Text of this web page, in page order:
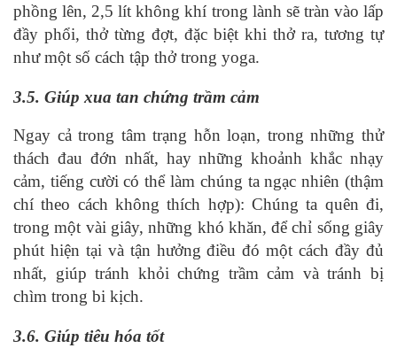
phồng lên, 2,5 lít không khí trong lành sẽ tràn vào lấp
đầy phổi, thở từng đợt, đặc biệt khi thở ra, tương tự
như một số cách tập thở trong yoga.
3.5. Giúp xua tan chứng trầm cảm
Ngay cả trong tâm trạng hỗn loạn, trong những thử
thách đau đớn nhất, hay những khoảnh khắc nhạy
cảm, tiếng cười có thể làm chúng ta ngạc nhiên (thậm
chí theo cách không thích hợp): Chúng ta quên đi,
trong một vài giây, những khó khăn, để chỉ sống giây
phút hiện tại và tận hưởng điều đó một cách đầy đủ
nhất, giúp tránh khỏi chứng trầm cảm và tránh bị
chìm trong bi kịch.
3.6. Giúp tiêu hóa tốt